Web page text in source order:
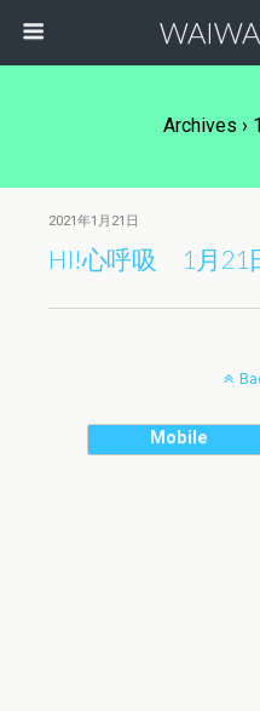
Archives ›
2021年1月21日
HI!心呼吸 1月21
Mobile